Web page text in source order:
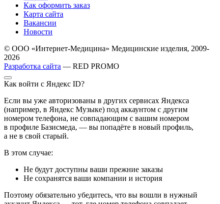
Как оформить заказ
Карта сайта
Вакансии
Новости
© ООО «Интернет-Медицина» Медицинские изделия, 2009-
2026
Разработка сайта — RED PROMO
Как войти с Яндекс ID?
Если вы уже авторизованы в других сервисах Яндекса
(например, в Яндекс Музыке) под аккаунтом с другим
номером телефона, не совпадающим с вашим номером
в профиле Базисмеда, — вы попадёте в новый профиль,
а не в свой старый.
В этом случае:
Не будут доступны ваши прежние заказы
Не сохранятся ваши компании и история
Поэтому обязательно убедитесь, что вы вошли в нужный